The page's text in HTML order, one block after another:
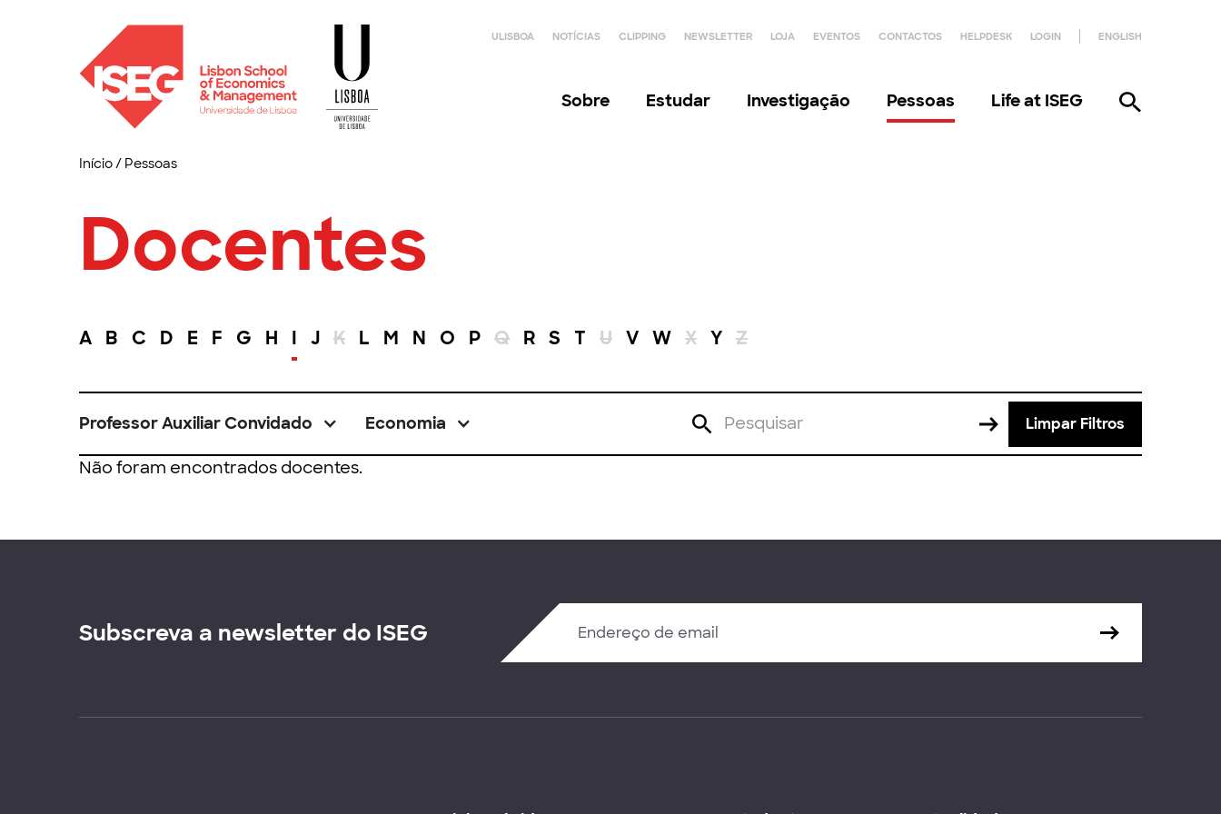
ULISBOA NOTÍCIAS CLIPPING NEWSLETTER LOJA EVENTOS CONTACTOS HELPDESK LOGIN ENGLISH
Sobre Estudar Investigação Pessoas Life at ISEG
Início/ Pessoas
Docentes
A B C D E F G H I J K L M N O P Q R S T U V W X Y Z
Professor Auxiliar Convidado Economia Limpar Filtros
Não foram encontrados docentes.
Subscreva a newsletter do ISEG